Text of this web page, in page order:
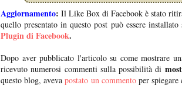
Aggiornamento: Il Like Box di Facebook è stato
quello presentato in questo post può essere
Plugin di Facebook.
Dopo aver pubblicato l'articolo su come mostrare
ricevuto numerosi commenti sulla possibilità di
questo blog, avevapostato un commentoper spiegare